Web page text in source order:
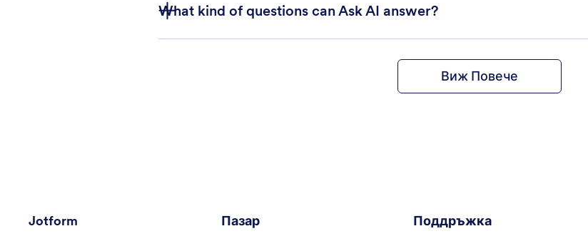
What kind of questions can Ask AI answer?
Виж Повече
Jotform Пазар Поддръжка